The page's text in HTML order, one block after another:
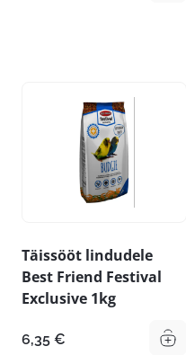
Täissööt lindudele
Best Friend Festival
Exclusive 1kg
6,35 €